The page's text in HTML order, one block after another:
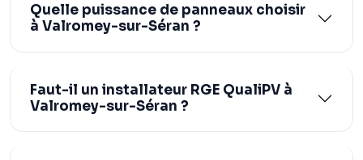
Quelle puissance de panneaux choisir
à Valromey-sur-Séran ?
Faut-il un installateur RGE QualiPV à
Valromey-sur-Séran ?